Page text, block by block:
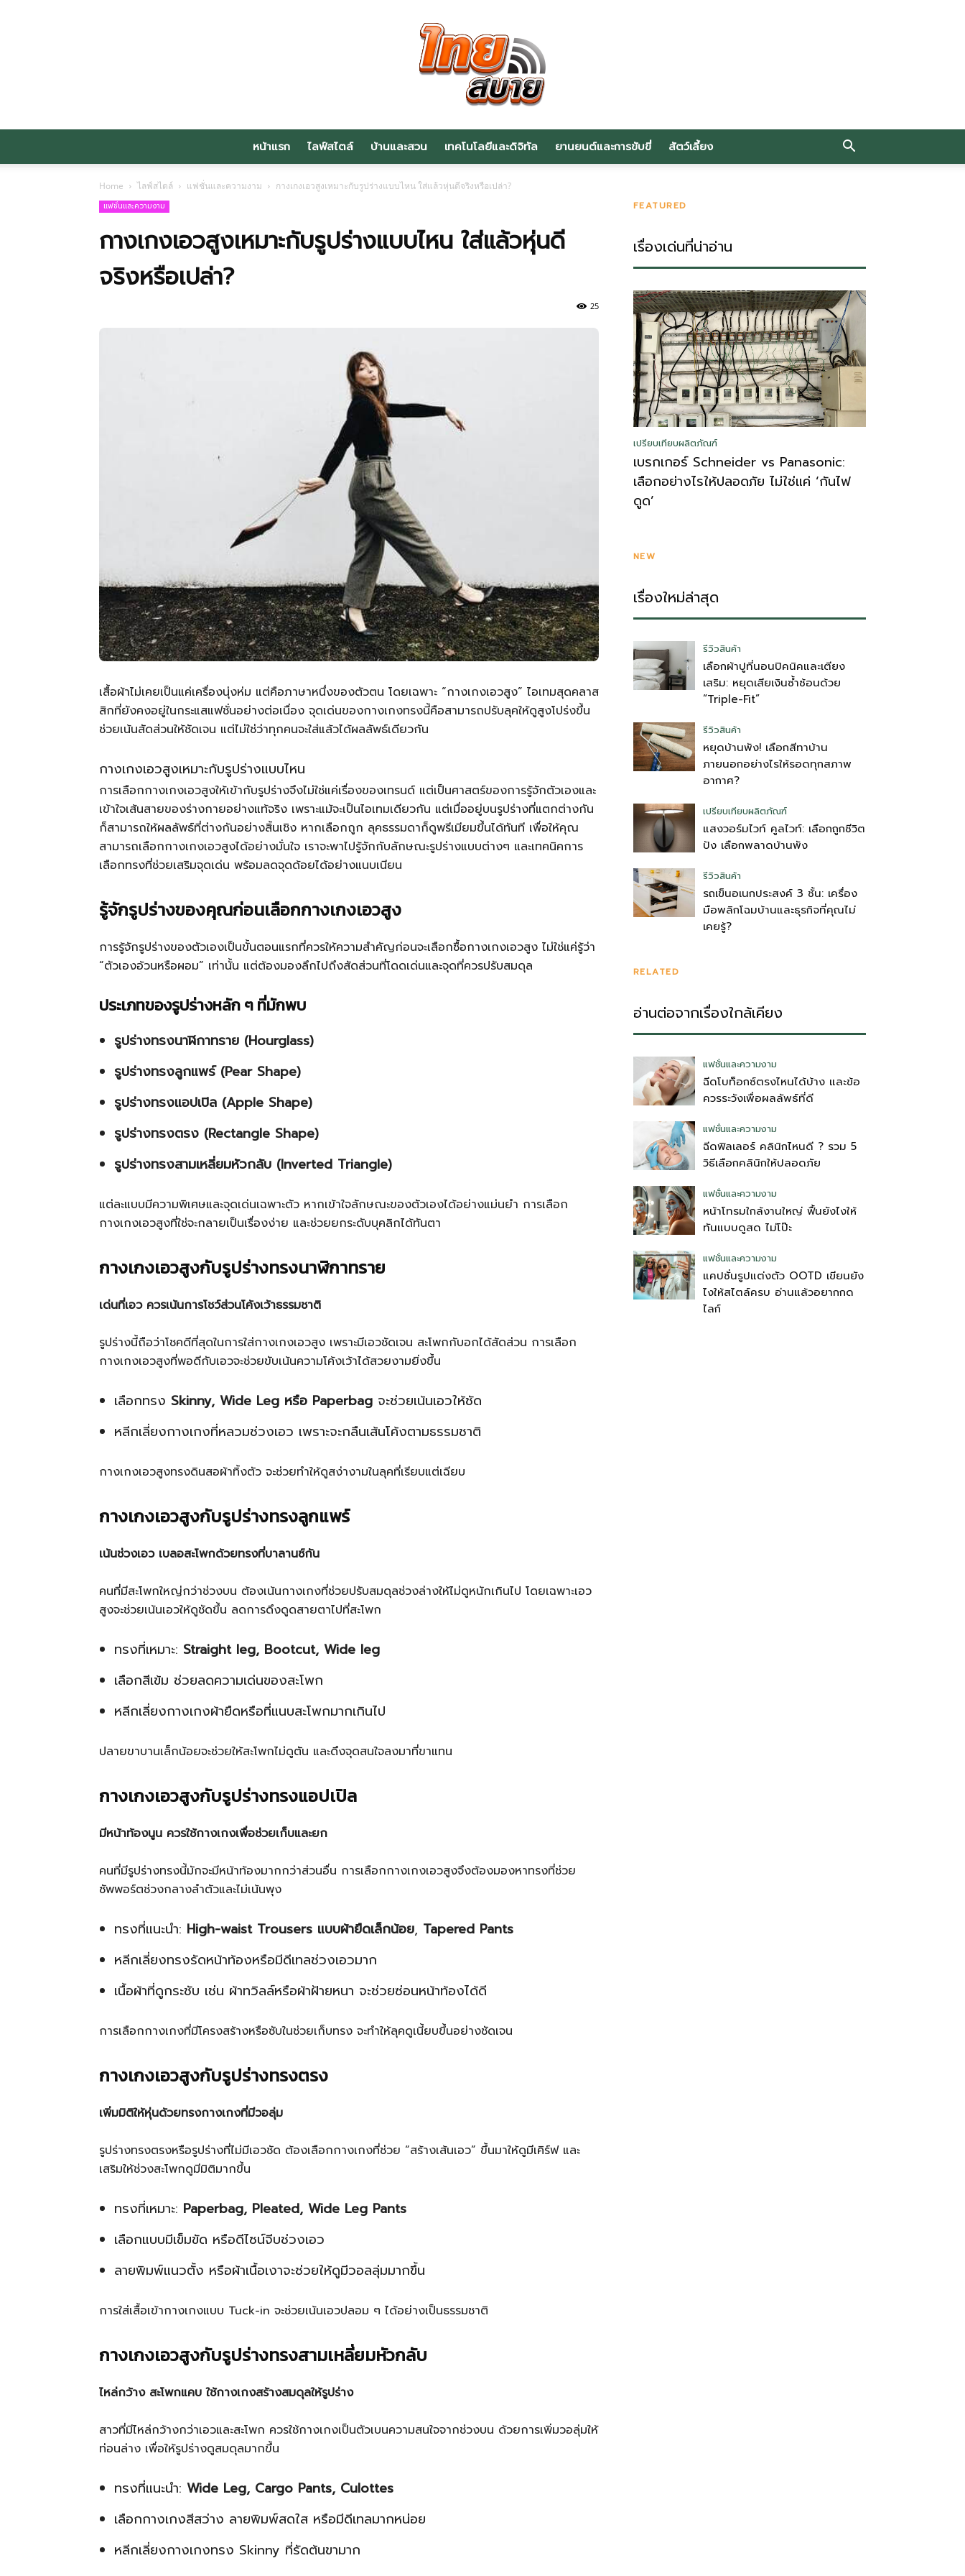
ตี้
สบาย(ดอท)คอม
หน้าแรก ไลฟ์สไตล์ บ้านและสวน เทคโนโลยีและดิจิทัล ยานยนต์และการขับขี่ สัตว์เลี้ยง
Home ไลฟ์สไตล์ แฟชั่นและความงาม กางเกงเอวสูงเหมาะกับรูปร่างแบบไหน ใส่แล้วหุ่นดีจริงหรือเปล่า?
แฟชั่นและความงาม
กางเกงเอวสูงเหมาะกับรูปร่างแบบไหน ใส่แล้วหุ่นดี
จริงหรือเปล่า?
25
เสื้อผ้าไม่เคยเป็นแค่เครื่องนุ่งห่ม แต่คือภาษาหนึ่งของตัวตน โดยเฉพาะ “กางเกงเอวสูง” ไอเทมสุดคลาส
สิกที่ยังคงอยู่ในกระแสแฟชั่นอย่างต่อเนื่อง จุดเด่นของกางเกงทรงนี้คือสามารถปรับลุคให้ดูสูงโปร่งขึ้น
ช่วยเน้นสัดส่วนให้ชัดเจน แต่ไม่ใช่ว่าทุกคนจะใส่แล้วได้ผลลัพธ์เดียวกัน
กางเกงเอวสูงเหมาะกับรูปร่างแบบไหน
การเลือกกางเกงเอวสูงให้เข้ากับรูปร่างจึงไม่ใช่แค่เรื่องของเทรนด์ แต่เป็นศาสตร์ของการรู้จักตัวเองและ
เข้าใจเส้นสายของร่างกายอย่างแท้จริง เพราะแม้จะเป็นไอเทมเดียวกัน แต่เมื่ออยู่บนรูปร่างที่แตกต่างกัน
ก็สามารถให้ผลลัพธ์ที่ต่างกันอย่างสิ้นเชิง หากเลือกถูก ลุคธรรมดาก็ดูพรีเมียมขึ้นได้ทันที เพื่อให้คุณ
สามารถเลือกกางเกงเอวสูงได้อย่างมั่นใจ เราจะพาไปรู้จักกับลักษณะรูปร่างแบบต่างๆ และเทคนิคการ
เลือกทรงที่ช่วยเสริมจุดเด่น พร้อมลดจุดด้อยได้อย่างแนบเนียน
รู้จักรูปร่างของคุณก่อนเลือกกางเกงเอวสูง
การรู้จักรูปร่างของตัวเองเป็นขั้นตอนแรกที่ควรให้ความสำคัญก่อนจะเลือกซื้อกางเกงเอวสูง ไม่ใช่แค่รู้ว่า
“ตัวเองอ้วนหรือผอม” เท่านั้น แต่ต้องมองลึกไปถึงสัดส่วนที่โดดเด่นและจุดที่ควรปรับสมดุล
ประเภทของรูปร่างหลัก ๆ ที่มักพบ
รูปร่างทรงนาฬิกาทราย (Hourglass)
รูปร่างทรงลูกแพร์ (Pear Shape)
รูปร่างทรงแอปเปิล (Apple Shape)
รูปร่างทรงตรง (Rectangle Shape)
รูปร่างทรงสามเหลี่ยมหัวกลับ (Inverted Triangle)
แต่ละแบบมีความพิเศษและจุดเด่นเฉพาะตัว หากเข้าใจลักษณะของตัวเองได้อย่างแม่นยำ การเลือก
กางเกงเอวสูงที่ใช่จะกลายเป็นเรื่องง่าย และช่วยยกระดับบุคลิกได้ทันตา
กางเกงเอวสูงกับรูปร่างทรงนาฬิกาทราย
เด่นที่เอว ควรเน้นการโชว์ส่วนโค้งเว้าธรรมชาติ
รูปร่างนี้ถือว่าโชคดีที่สุดในการใส่กางเกงเอวสูง เพราะมีเอวชัดเจน สะโพกกับอกได้สัดส่วน การเลือก
กางเกงเอวสูงที่พอดีกับเอวจะช่วยขับเน้นความโค้งเว้าได้สวยงามยิ่งขึ้น
เลือกทรง Skinny, Wide Leg หรือ Paperbag จะช่วยเน้นเอวให้ชัด
หลีกเลี่ยงกางเกงที่หลวมช่วงเอว เพราะจะกลืนเส้นโค้งตามธรรมชาติ
กางเกงเอวสูงทรงดินสอผ้าทิ้งตัว จะช่วยทำให้ดูสง่างามในลุคที่เรียบแต่เฉียบ
กางเกงเอวสูงกับรูปร่างทรงลูกแพร์
เน้นช่วงเอว เบลอสะโพกด้วยทรงที่บาลานซ์กัน
คนที่มีสะโพกใหญ่กว่าช่วงบน ต้องเน้นกางเกงที่ช่วยปรับสมดุลช่วงล่างให้ไม่ดูหนักเกินไป โดยเฉพาะเอว
สูงจะช่วยเน้นเอวให้ดูชัดขึ้น ลดการดึงดูดสายตาไปที่สะโพก
ทรงที่เหมาะ: Straight leg, Bootcut, Wide leg
เลือกสีเข้ม ช่วยลดความเด่นของสะโพก
หลีกเลี่ยงกางเกงผ้ายืดหรือที่แนบสะโพกมากเกินไป
ปลายขาบานเล็กน้อยจะช่วยให้สะโพกไม่ดูตัน และดึงจุดสนใจลงมาที่ขาแทน
กางเกงเอวสูงกับรูปร่างทรงแอปเปิล
มีหน้าท้องนูน ควรใช้กางเกงเพื่อช่วยเก็บและยก
คนที่มีรูปร่างทรงนี้มักจะมีหน้าท้องมากกว่าส่วนอื่น การเลือกกางเกงเอวสูงจึงต้องมองหาทรงที่ช่วย
ซัพพอร์ตช่วงกลางลำตัวและไม่เน้นพุง
ทรงที่แนะนำ: High-waist Trousers แบบผ้ายืดเล็กน้อย, Tapered Pants
หลีกเลี่ยงทรงรัดหน้าท้องหรือมีดีเทลช่วงเอวมาก
เนื้อผ้าที่ดูกระชับ เช่น ผ้าทวิลล์หรือผ้าฝ้ายหนา จะช่วยซ่อนหน้าท้องได้ดี
การเลือกกางเกงที่มีโครงสร้างหรือซับในช่วยเก็บทรง จะทำให้ลุคดูเนี้ยบขึ้นอย่างชัดเจน
กางเกงเอวสูงกับรูปร่างทรงตรง
เพิ่มมิติให้หุ่นด้วยทรงกางเกงที่มีวอลุ่ม
รูปร่างทรงตรงหรือรูปร่างที่ไม่มีเอวชัด ต้องเลือกกางเกงที่ช่วย “สร้างเส้นเอว” ขึ้นมาให้ดูมีเคิร์ฟ และ
เสริมให้ช่วงสะโพกดูมีมิติมากขึ้น
ทรงที่เหมาะ: Paperbag, Pleated, Wide Leg Pants
เลือกแบบมีเข็มขัด หรือดีไซน์จีบช่วงเอว
ลายพิมพ์แนวตั้ง หรือผ้าเนื้อเงาจะช่วยให้ดูมีวอลลุ่มมากขึ้น
การใส่เสื้อเข้ากางเกงแบบ Tuck-in จะช่วยเน้นเอวปลอม ๆ ได้อย่างเป็นธรรมชาติ
กางเกงเอวสูงกับรูปร่างทรงสามเหลี่ยมหัวกลับ
ไหล่กว้าง สะโพกแคบ ใช้กางเกงสร้างสมดุลให้รูปร่าง
สาวที่มีไหล่กว้างกว่าเอวและสะโพก ควรใช้กางเกงเป็นตัวเบนความสนใจจากช่วงบน ด้วยการเพิ่มวอลุ่มให้
ท่อนล่าง เพื่อให้รูปร่างดูสมดุลมากขึ้น
ทรงที่แนะนำ: Wide Leg, Cargo Pants, Culottes
เลือกกางเกงสีสว่าง ลายพิมพ์สดใส หรือมีดีเทลมากหน่อย
หลีกเลี่ยงกางเกงทรง Skinny ที่รัดต้นขามาก
FEATURED
เรื่องเด่นที่น่าอ่าน
เปรียบเทียบผลิตภัณฑ์
เบรกเกอร์ Schneider vs Panasonic:
เลือกอย่างไรให้ปลอดภัย ไม่ใช่แค่ ‘กันไฟ
ดูด’
NEW
เรื่องใหม่ล่าสุด
รีวิวสินค้า
เลือกผ้าปูที่นอนปิคนิคและเตียง
เสริม: หยุดเสียเงินซ้ำซ้อนด้วย
“Triple-Fit”
รีวิวสินค้า
หยุดบ้านพัง! เลือกสีทาบ้าน
ภายนอกอย่างไรให้รอดทุกสภาพ
อากาศ?
เปรียบเทียบผลิตภัณฑ์
แสงวอร์มไวท์ คูลไวท์: เลือกถูกชีวิต
ปัง เลือกพลาดบ้านพัง
รีวิวสินค้า
รถเข็นอเนกประสงค์ 3 ชั้น: เครื่อง
มือพลิกโฉมบ้านและธุรกิจที่คุณไม่
เคยรู้?
RELATED
อ่านต่อจากเรื่องใกล้เคียง
แฟชั่นและความงาม
ฉีดโบท็อกซ์ตรงไหนได้บ้าง และข้อ
ควรระวังเพื่อผลลัพธ์ที่ดี
แฟชั่นและความงาม
ฉีดฟิลเลอร์ คลินิกไหนดี ? รวม 5
วิธีเลือกคลินิกให้ปลอดภัย
แฟชั่นและความงาม
หน้าโทรมใกล้งานใหญ่ ฟื้นยังไงให้
ทันแบบดูสด ไม่โป๊ะ
แฟชั่นและความงาม
แคปชั่นรูปแต่งตัว OOTD เขียนยัง
ไงให้สไตล์ครบ อ่านแล้วอยากกด
ไลก์